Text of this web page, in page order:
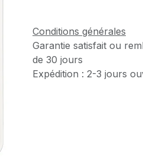
Conditions générales
Garantie satisfait ou
de 30 jours
Expédition : 2-3 jours